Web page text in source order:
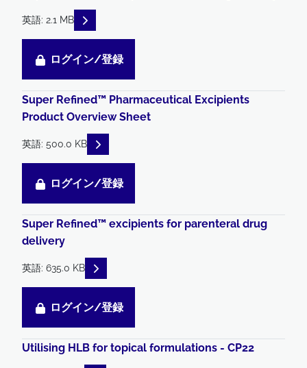
英語: 2.1 MB READ DESCRIPTIONS
ログイン/登録
Super Refined™ Pharmaceutical Excipients
Product Overview Sheet
英語: 500.0 KB READ DESCRIPTIONS
ログイン/登録
Super Refined™ excipients for parenteral drug
delivery
英語: 635.0 KB READ DESCRIPTIONS
ログイン/登録
Utilising HLB for topical formulations - CP22